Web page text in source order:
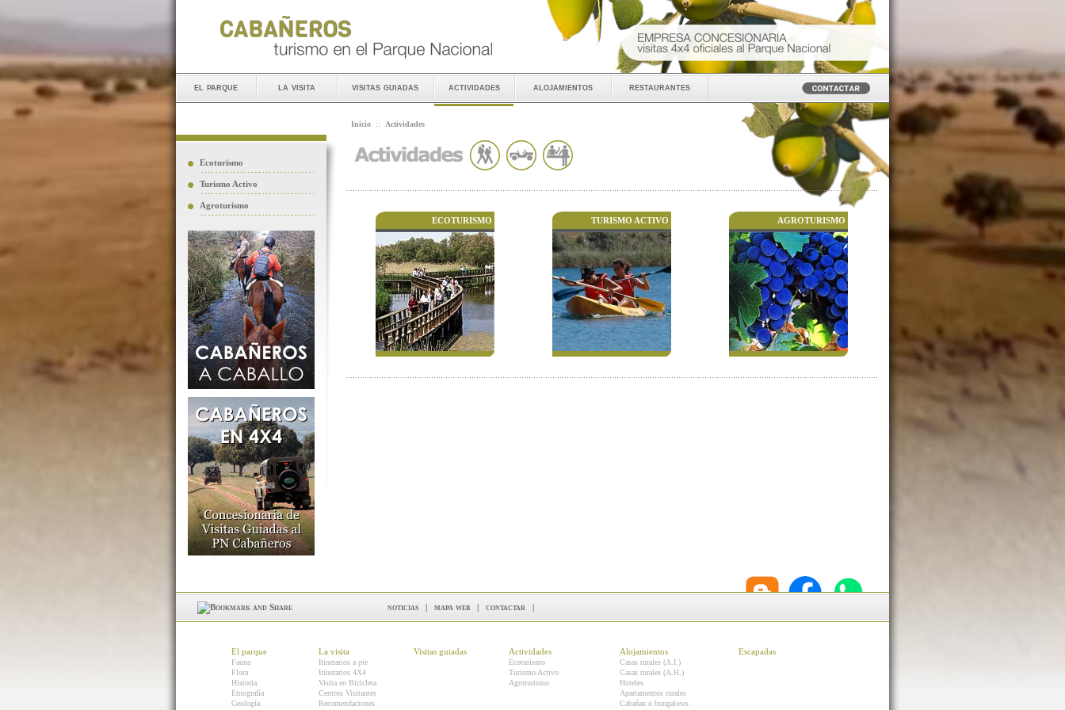
el parque la visita visitas guiadas actividades alojamientos restaurantes
Ecoturismo
Turismo Activo
Agroturismo
Inicio :: Actividades
ECOTURISMO TURISMO ACTIVO AGROTURISMO
noticias | mapa web | contactar |
El parque
Fauna
Flora
Historia
Etnografía
Geología
La visita
Itinerarios a pie
Itinerarios 4X4
Visita en Bicicleta
Centros Visitantes
Recomendaciones
Visitas guiadas Actividades
Ecoturismo
Turismo Activo
Agroturismo
Alojamientos
Casas rurales (A.I.)
Casas rurales (A.H.)
Hoteles
Apartamentos rurales
Cabañas o bungalows
Escapadas